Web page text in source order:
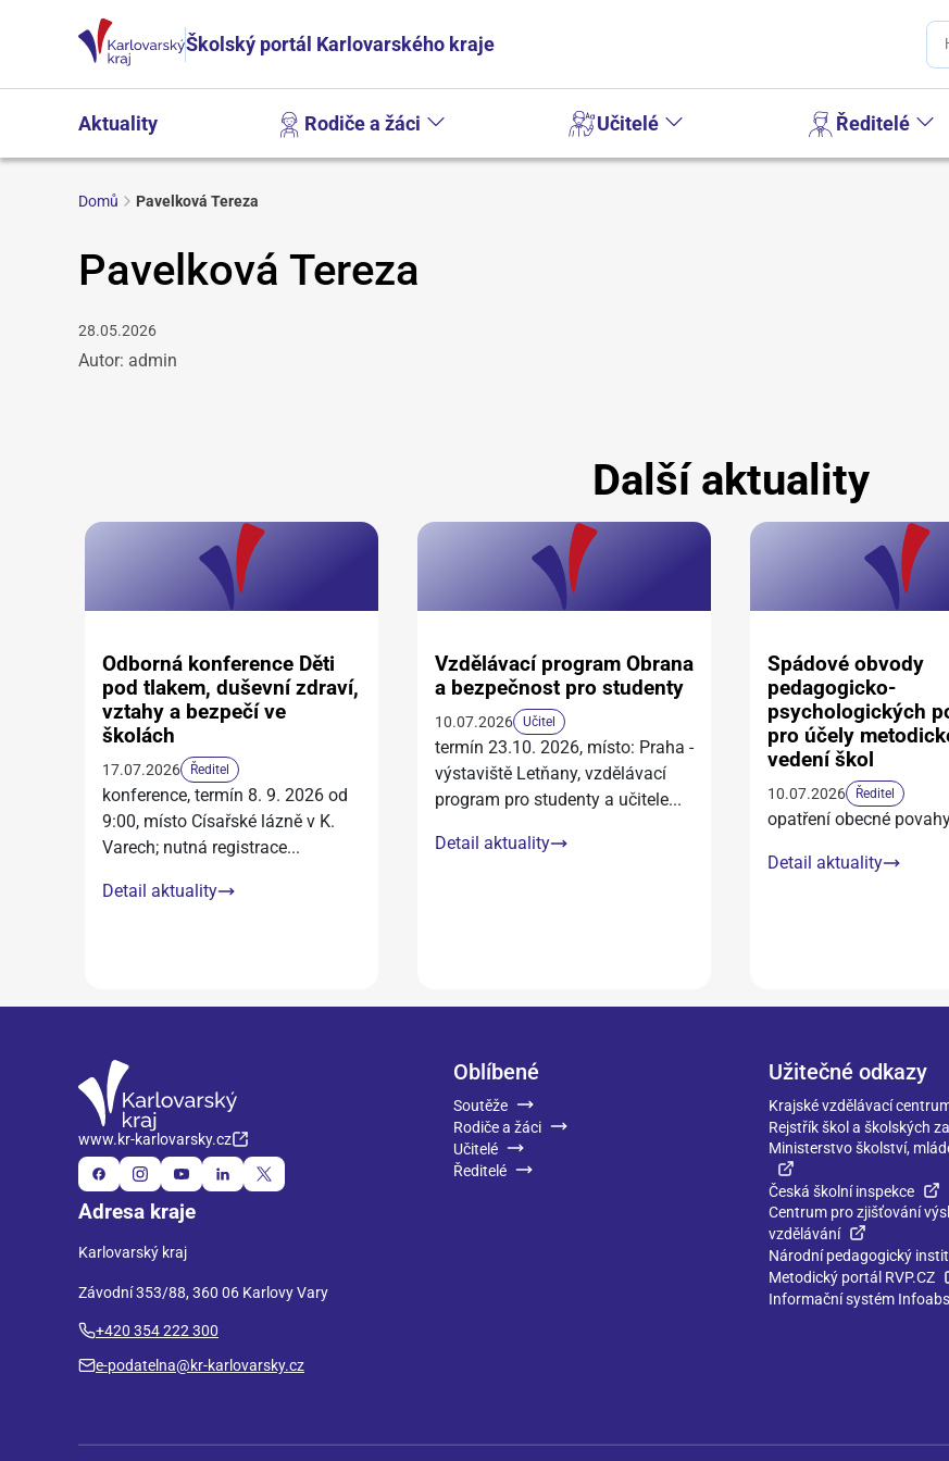
Školský portál Karlovarského kraje
Aktuality Rodiče a žáci Učitelé Ředitelé
Domů Pavelková Tereza
Pavelková Tereza
28.05.2026
Autor: admin
Další aktuality
Odborná konference Děti
pod tlakem, duševní zdraví,
vztahy a bezpečí ve
školách
17.07.2026 Ředitel
konference, termín 8. 9. 2026 od
9:00, místo Císařské lázně v K.
Varech; nutná registrace...
Detail aktuality
Vzdělávací program Obrana
a bezpečnost pro studenty
10.07.2026 Učitel
termín 23.10. 2026, místo: Praha -
výstaviště Letňany, vzdělávací
program pro studenty a učitele...
Detail aktuality
Spádové obvody
pedagogicko-
psychologických
pro účely
vedení škol
10.07.2026 Ředitel
opatření obecné povahy
Detail aktuality
www.kr-karlovarsky.cz
Adresa kraje
Karlovarský kraj
Závodní 353/88, 360 06 Karlovy Vary
+420 354 222 300
e-podatelna@kr-karlovarsky.cz
Oblíbené
Soutěže
Rodiče a žáci
Učitelé
Ředitelé
Užitečné odkazy
Krajské vzdělávací
Rejstřík škol a školských
Ministerstvo školství,
Česká školní inspekce
Centrum pro zjišťování
vzdělávání
Národní pedagogický
Metodický portál RVP.CZ
Informační systém